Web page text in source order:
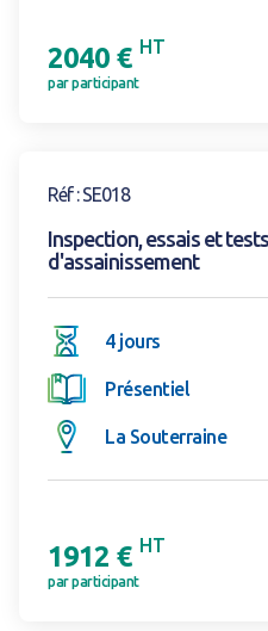
2040 € HT
par participant
Réf : SE018
Inspection, essais et
d'assainissement
4 jours
Présentiel
La Souterraine
1912 € HT
par participant